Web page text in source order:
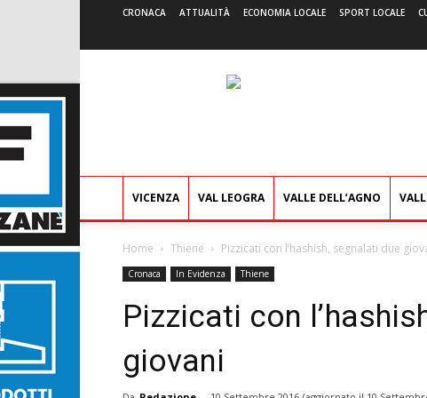
CRONACA ATTUALITÀ ECONOMIA LOCALE SPORT LOCALE
VICENZA VAL LEOGRA VALLE DELL’AGNO
Home Thiene Pizzicati con l’hashish, segnalati due
Cronaca In Evidenza Thiene
Pizzicati con
giovani